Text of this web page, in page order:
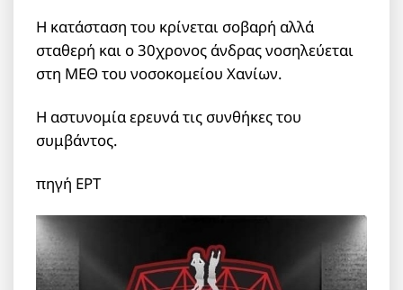
Η κατάσταση του κρίνεται σοβαρή αλλά
σταθερή και ο 30χρονος άνδρας νοσηλεύεται
στη ΜΕΘ του νοσοκομείου Χανίων.
Η αστυνομία ερευνά τις συνθήκες του
συμβάντος.
πηγή ΕΡΤ